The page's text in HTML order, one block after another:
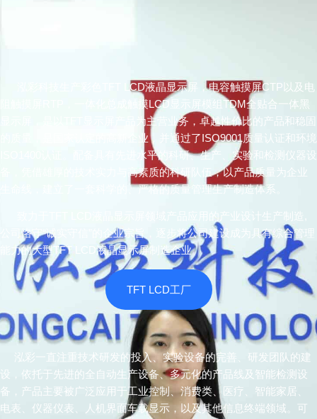
泓彩科技生产彩色TFT LCD液晶显示屏，电容触摸屏CTP以及电
阻触摸屏RTP，一体化总成触摸LCD显示屏模组TDM全贴合一体黑
显示屏，是以TFT显示屏产品为主营业务，卓越性价比的产品和稳固
的质量，是国家认定的高新企业，并通过了ISO9001质量认证和环境
ISO1400认证。配备具有先进水平的科研、生产、实验和检测仪器设
备，凭借雄厚的技术实力与高素质的科研队伍，以产品质量为企业
生命线，建立了一套科学的、严格的质量管理生产制造体系。
致力于TFT LCD液晶显示屏领域产品应用的产业设计生产制造,
公司恪守“诚实守信”的企业宗旨，逐步将公司建设成为具有综合管理
能力的大型TFT LCD液晶显示屏制造企业。
TFT LCD工厂
泓彩一直注重技术研发的投入、实验设备的完善、研发团队的建
设，依托于先进的全自动生产设备、多元化的产品线及智能检测设
备，产品主要被广泛应用于工业控制、消费类、医疗、智能家居、
电表、仪器仪表、人机界面车载显示，以及其他信息终端领域。可